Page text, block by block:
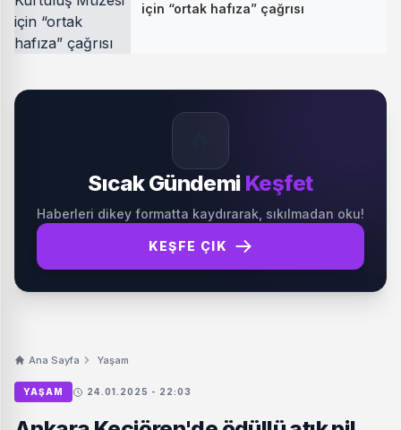
için “ortak hafıza” çağrısı
Sıcak Gündemi Keşfet
Haberleri dikey formatta kaydırarak, sıkılmadan oku!
KEŞFE ÇIK
Ana Sayfa Yaşam
YAŞAM 24.01.2025 - 22:03